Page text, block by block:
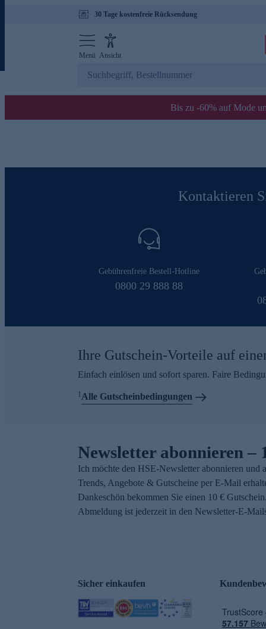
30 Tage kostenfreie Rücksendung
Menü Ansicht
Bis zu -60% auf Mode
Kontaktieren
Gebührenfreie Bestell-Hotline
0800 29 888 88
Ihre Gutschein-Vorteile auf
Einfach einlösen und sofort sparen. Faire
1Alle Gutscheinbedingungen
Newsletter abonnieren –
Ich möchte den HSE-Newsletter abonnieren und
Trends, Angebote & Gutscheine per E-Mail
Dankeschön bekommen Sie einen 10 €
Abmeldung ist jederzeit in den Newsletter-E-
Sicher einkaufen